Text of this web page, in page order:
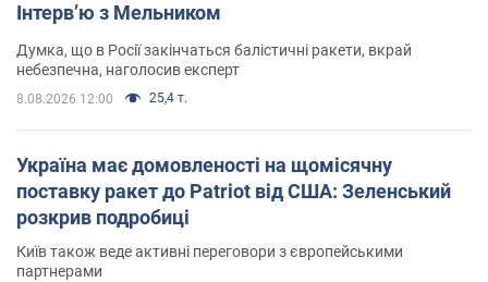
Інтерв’ю з Мельником
Думка, що в Росії закінчаться балістичні ракети, вкрай
небезпечна, наголосив експерт
8.08.2026 12:00 25,4 т.
Україна має домовленості на щомісячну
поставку ракет до Patriot від США: Зеленський
розкрив подробиці
Київ також веде активні переговори з європейськими
партнерами